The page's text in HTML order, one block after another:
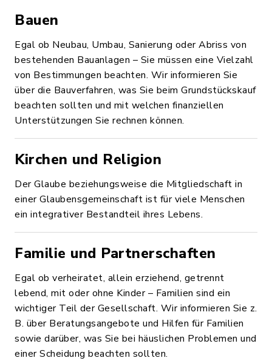
Bauen
Egal ob Neubau, Umbau, Sanierung oder Abriss von
bestehenden Bauanlagen – Sie müssen eine Vielzahl
von Bestimmungen beachten. Wir informieren Sie
über die Bauverfahren, was Sie beim Grundstückskauf
beachten sollten und mit welchen finanziellen
Unterstützungen Sie rechnen können.
Kirchen und Religion
Der Glaube beziehungsweise die Mitgliedschaft in
einer Glaubensgemeinschaft ist für viele Menschen
ein integrativer Bestandteil ihres Lebens.
Familie und Partnerschaften
Egal ob verheiratet, allein erziehend, getrennt
lebend, mit oder ohne Kinder – Familien sind ein
wichtiger Teil der Gesellschaft. Wir informieren Sie z.
B. über Beratungsangebote und Hilfen für Familien
sowie darüber, was Sie bei häuslichen Problemen und
einer Scheidung beachten sollten.